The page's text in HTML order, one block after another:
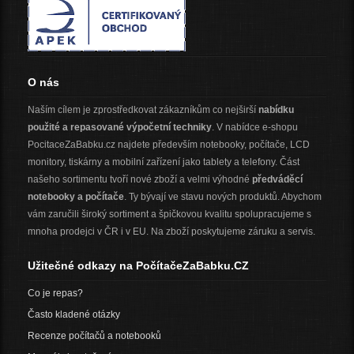
O nás
Naším cílem je zprostředkovat zákazníkům co nejširší nabídku
použité a repasované výpočetní techniky. V nabídce e-shopu
PocitaceZaBabku.cz najdete především notebooky, počítače, LCD
monitory, tiskárny a mobilní zařízení jako tablety a telefony. Část
našeho sortimentu tvoří nové zboží a velmi výhodné předváděcí
notebooky a počítače. Ty bývají ve stavu nových produktů. Abychom
vám zaručili široký sortiment a špičkovou kvalitu spolupracujeme s
mnoha prodejci v ČR i v EU. Na zboží poskytujeme záruku a servis.
Užitečné odkazy na PočítačeZaBabku.CZ
Co je repas?
Často kladené otázky
Recenze počítačů a notebooků